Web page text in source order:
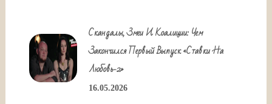
Скандалы, Змеи И Коалиции: Чем
Закончился Первый Выпуск «Ставки На
Любовь-2»
16.05.2026